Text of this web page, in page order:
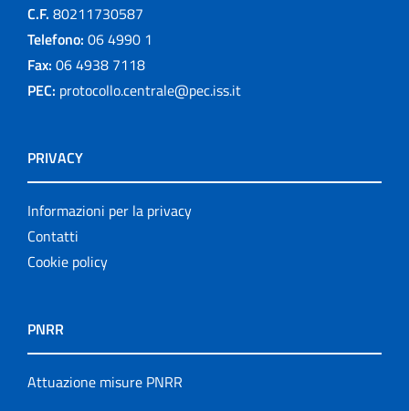
C.F. 80211730587
Telefono: 06 4990 1
Fax: 06 4938 7118
PEC: protocollo.centrale@pec.iss.it
PRIVACY
Informazioni per la privacy
Contatti
Cookie policy
PNRR
Attuazione misure PNRR